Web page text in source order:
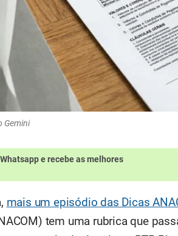
Gemini
e recebe as melhores
mais um episódio das Dicas
tem uma rubrica que